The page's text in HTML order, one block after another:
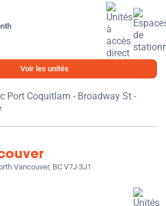
Voir les unités
Vancouver, BC V7J 3J1